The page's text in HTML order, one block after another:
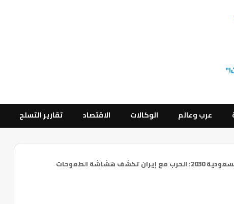
عرب وعالم الوكالات الاقتصاد تقارير التسلح
صدمة الواقع تضرب رؤية السعودية 2030: الحرب مع إيران تكشف هشاشة الطموحات